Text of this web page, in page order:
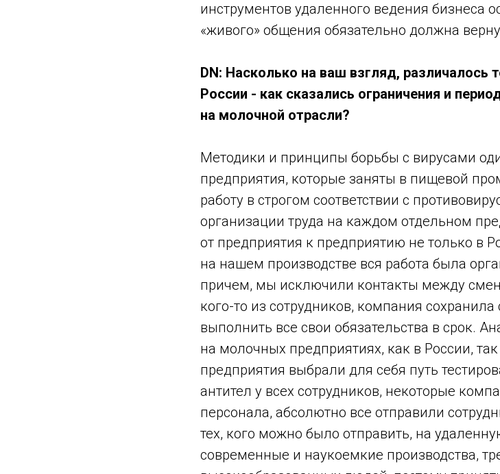
инструментов удаленного ведения бизнеса
«живого» общения обязательно должна
DN: Насколько на ваш взгляд, различалось
России - как сказались ограничения и
на молочной отрасли?
Методики и принципы борьбы с вирусами
предприятия, которые заняты в пищевой
работу в строгом соответствии с
организации труда на каждом отдельном
от предприятия к предприятию не только в
на нашем производстве вся работа была
причем, мы исключили контакты между
кого-то из сотрудников, компания
выполнить все свои обязательства в срок.
на молочных предприятиях, как в России,
предприятия выбрали для себя путь
антител у всех сотрудников, некоторые
персонала, абсолютно все отправили
тех, кого можно было отправить, на
современные и наукоемкие производства,